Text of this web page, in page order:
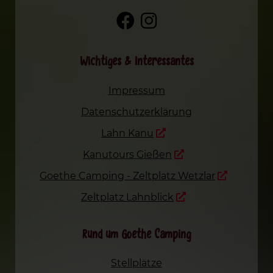
Wichtiges & Interessantes
Impressum
Datenschutzerklärung
Lahn Kanu
Kanutours Gießen
Goethe Camping - Zeltplatz Wetzlar
Zeltplatz Lahnblick
Rund um Goethe Camping
Stellplätze